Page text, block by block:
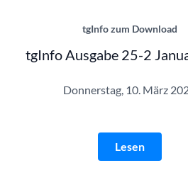
tgInfo zum Download
tgInfo Ausgabe 25-2
Donnerstag, 10. März
Lesen